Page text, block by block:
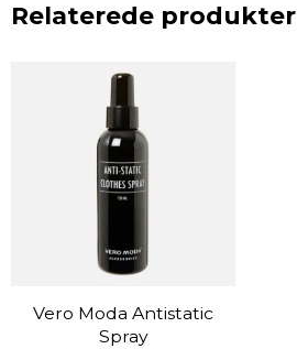
Relaterede produkter
Vero Moda Antistatic
Spray